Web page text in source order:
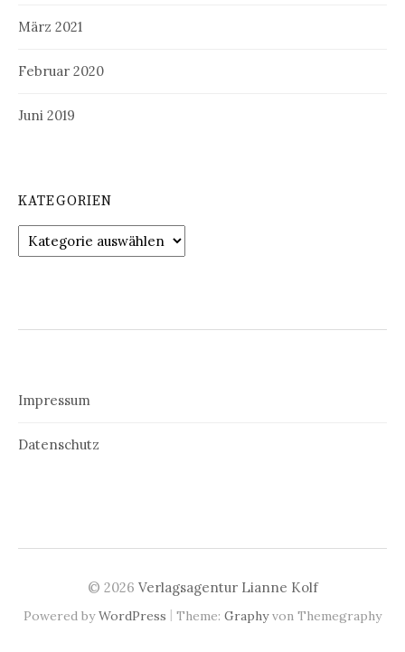
März 2021
Februar 2020
Juni 2019
KATEGORIEN
Kategorien
Impressum
Datenschutz
© 2026 Verlagsagentur Lianne Kolf
Powered byWordPress | Theme: Graphyvon Themegraphy